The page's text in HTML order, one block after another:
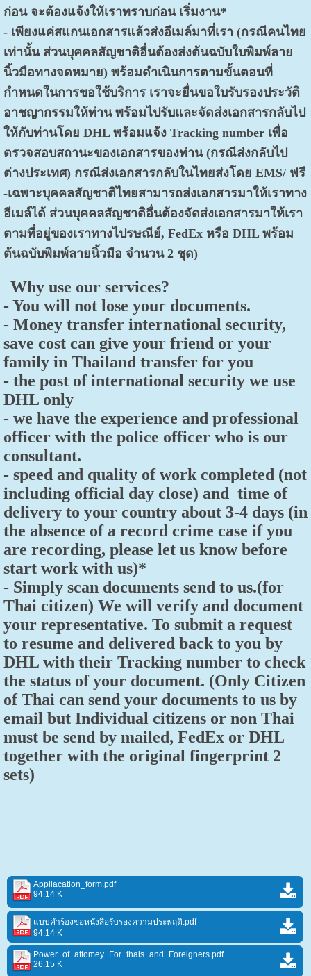
ก่อน จะต้องแจ้งให้เราทราบก่อน เริ่มงาน*
- เพียงแค่สแกนเอกสารแล้วส่งอีเมล์มาที่เรา (กรณีคนไทย
เท่านั้น ส่วนบุคคลสัญชาติอื่นต้องส่งต้นฉบับใบพิมพ์ลาย
นิ้วมือทางจดหมาย) พร้อมดำเนินการตามขั้นตอนที่
กำหนดในการขอใช้บริการ เราจะยื่นขอใบรับรองประวัติ
อาชญากรรมให้ท่าน พร้อมไปรับและจัดส่งเอกสารกลับไป
ให้กับท่านโดย DHL พร้อมแจ้ง Tracking number เพื่อ
ตรวจสอบสถานะของเอกสารของท่าน (กรณีส่งกลับไป
ต่างประเทศ) กรณีส่งเอกสารกลับในไทยส่งโดย EMS/ ฟรี
-เฉพาะบุคคลสัญชาติไทยสามารถส่งเอกสารมาให้เราทาง
อีเมล์ได้ ส่วนบุคคลสัญชาติอื่นต้องจัดส่งเอกสารมาให้เรา
ตามที่อยู่ของเราทางไปรษณีย์, FedEx หรือ DHL พร้อม
ต้นฉบับพิมพ์ลายนิ้วมือ จำนวน 2 ชุด)
Why use our services?
- You will not lose your documents.
- Money transfer international security,
save cost can give your friend or your
family in Thailand transfer for you
- the post of international security we use
DHL only
- we have the experience and professional
officer with the police officer who is our
consultant.
- speed and quality of work completed (not
including official day close) and time of
delivery to your country about 3-4 days (in
the absence of a record crime case if you
are recording, please let us know before
start work with us)*
- Simply scan documents send to us.(for
Thai citizen) We will verify and document
your representative. To submit a request
to resume and delivered back to you by
DHL with their Tracking number to check
the status of your document. (Only Citizen
of Thai can send your documents to us by
email but Individual citizens or non Thai
must be send by mailed, FedEx or DHL
together with the original fingerprint 2
sets)
Appliacation_form.pdf
94.14 K
แบบคำร้องขอหนังสือรับรองความประพฤติ.pdf
94.14 K
Power_of_attomey_For_thais_and_Foreigners.pdf
26.15 K